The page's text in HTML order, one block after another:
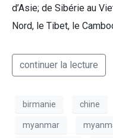
d’Asie; de Sibérie au
Nord, le Tibet, le
continuer la lecture
birmanie chine
myanmar